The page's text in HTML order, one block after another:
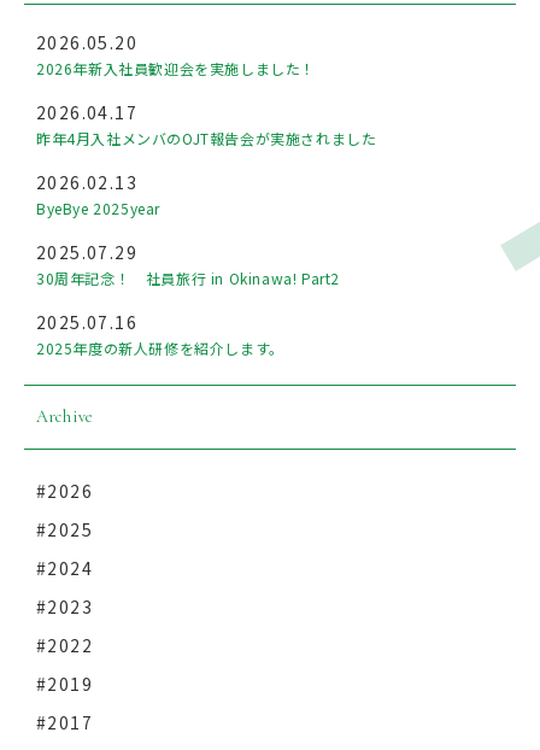
2026.05.20
2026年新入社員歓迎会を実施しました！
2026.04.17
昨年4月入社メンバのOJT報告会が実施されました
2026.02.13
ByeBye 2025year
2025.07.29
30周年記念！ 社員旅行 in Okinawa! Part2
2025.07.16
2025年度の新人研修を紹介します。
Archive
#2026
#2025
#2024
#2023
#2022
#2019
#2017